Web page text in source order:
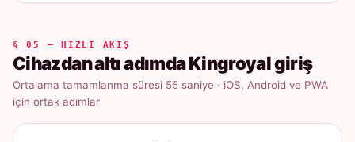
§ 05 — HIZLI AKIŞ
Cihazdan altı adımda Kingroyal giriş
Ortalama tamamlanma süresi 55 saniye · iOS, Android ve PWA
için ortak adımlar